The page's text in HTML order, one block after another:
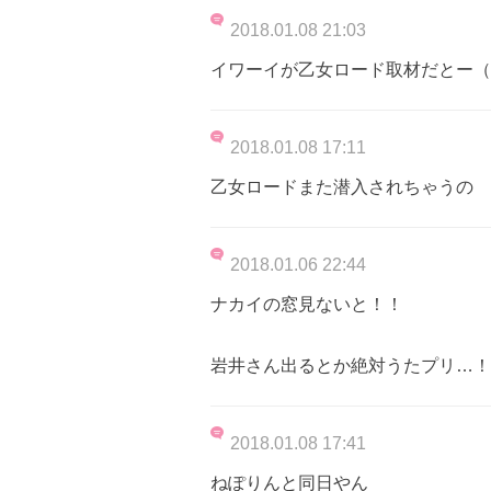
2018.01.08 21:03
イワーイが乙女ロード取材だとー
2018.01.08 17:11
乙女ロードまた潜入されちゃうの
2018.01.06 22:44
ナカイの窓見ないと！！
岩井さん出るとか絶対うたプリ…！
2018.01.08 17:41
ねぽりんと同日やん